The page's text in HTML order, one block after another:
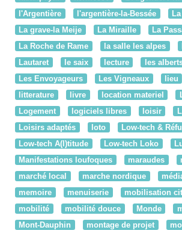
l'Argentière
l'argentière-la-Bessée
La grave-la Meije
La Miraille
La
La Roche de Rame
la salle les alpes
Lautaret
le saix lecture les
Les Envoyageurs
Les Vigneaux lieu
litterature
livre location materiel
Logement
logiciels libres loisir
Loisirs adaptés
loto
Low-tech &
Low-tech A(l)titude
Low-tech Loko
Manifestations loufoques
maraudes
marché local
marche nordique
memoire
menuiserie
mobilisation
mobilité
mobilité douce Monde
Mont-Dauphin
montage de projet